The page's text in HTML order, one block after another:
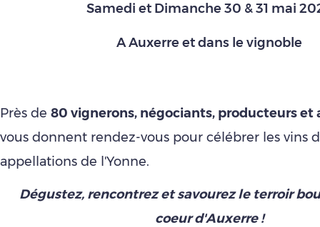
Samedi et Dimanche 30 & 31 mai
A Auxerre et dans le vignoble
Près de 80 vignerons, négociants, producteurs et
vous donnent rendez-vous pour célébrer les vins
appellations de l'Yonne.
Dégustez, rencontrez et savourez le terroir
coeur d'Auxerre !